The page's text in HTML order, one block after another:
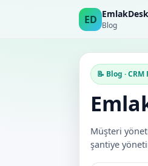
ED EmlakDesk
Blog
📝 Blog ·
Müşteri
şantiye